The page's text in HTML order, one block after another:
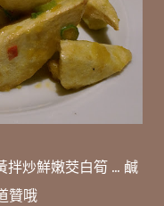
炒鮮嫩茭白筍 ... 鹹
贊哦